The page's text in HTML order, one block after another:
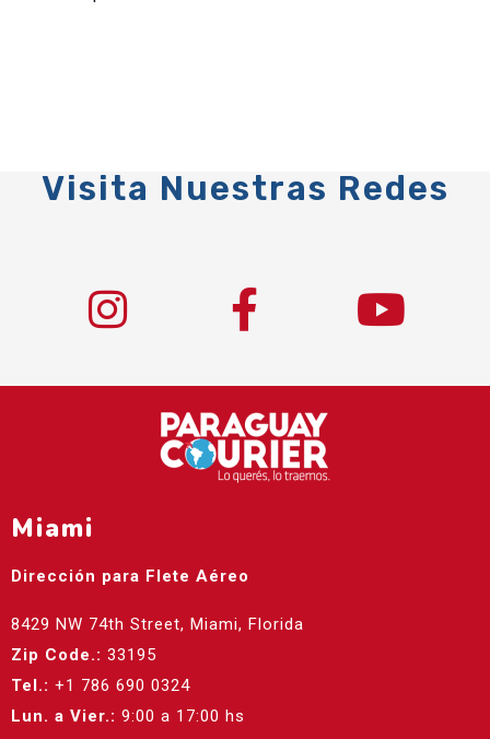
Visita Nuestras Redes
Miami
Dirección para Flete Aéreo
8429 NW 74th Street, Miami, Florida
Zip Code.: 33195
Tel.: +1 786 690 0324
Lun. a Vier.: 9:00 a 17:00 hs